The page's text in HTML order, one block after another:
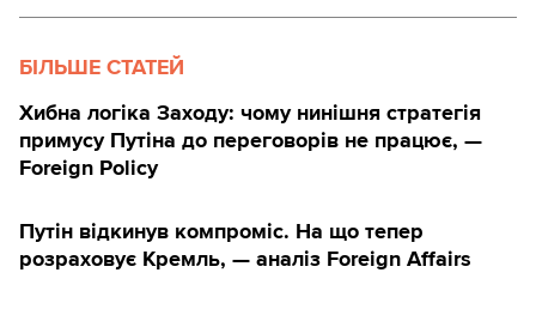
БІЛЬШЕ СТАТЕЙ
Хибна логіка Заходу: чому нинішня стратегія
примусу Путіна до переговорів не працює, —
Foreign Policy
Путін відкинув компроміс. На що тепер
розраховує Кремль, — аналіз Foreign Affairs